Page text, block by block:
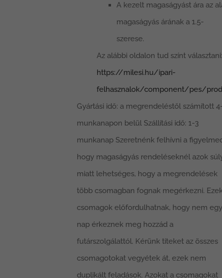
A kezelt magaságyást ára az
magaságyás árának a 1.5-
szerese.
Az alábbi oldalon tud színt választani:
https://milesi.hu/ipari-
felhasznalok/component/pes/
Gyártási idő: a megrendeléstől számított
munkanapon belül Szállítási idő: 1-3
munkanap Szeretnénk felhívni a
hogy magaságyás rendeléseknél azok
miatt lehetséges, hogy a megrendelések
több csomagban fognak megérkezni.
csomagok előfordulhatnak, hogy nem egy
nap érkeznek meg hozzád a
futárszolgálattól. Kérünk titeket az összes
csomagotokat vegyétek át, ezek nem
duplikált feladások. Azokat a csomagokat